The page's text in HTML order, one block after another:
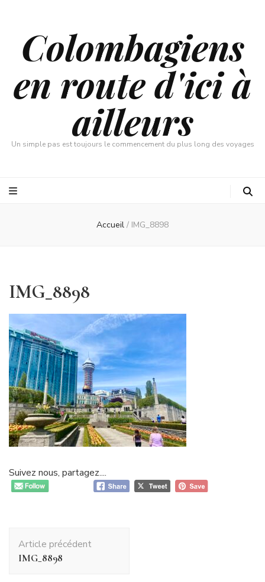
Colombagiens
en route d'ici à
ailleurs
Un simple pas est toujours le commencement du plus long des voyages
Accueil / IMG_8898
IMG_8898
Suivez nous, partagez....
d'article
Article précédent
IMG_8898